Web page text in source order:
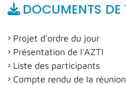
DOCUMENTS DE
Projet d'ordre du jour
Présentation de l'AZTI
Liste des participants
Compte rendu de la réunion